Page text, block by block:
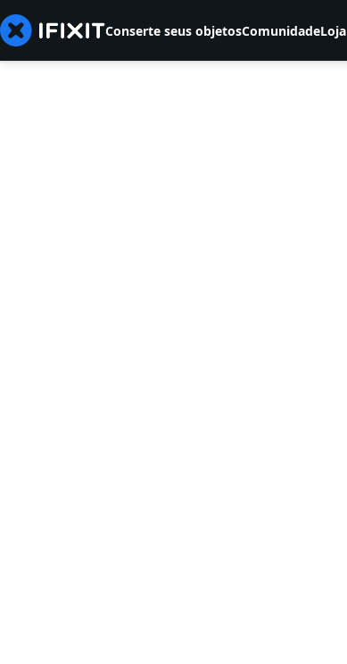
Conserte seus objetosComunidadeLoja